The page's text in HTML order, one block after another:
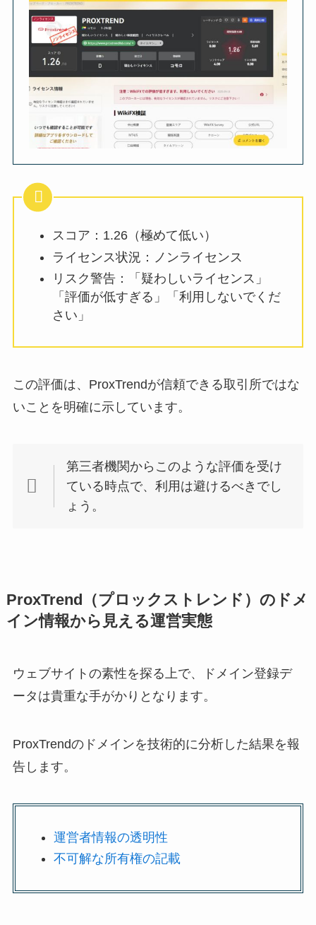
スコア：1.26（極めて低い）
ライセンス状況：ノンライセンス
リスク警告：「疑わしいライセンス」
「評価が低すぎる」「利用しないでくだ
さい」
この評価は、ProxTrendが信頼できる取引所ではな
いことを明確に示しています。
第三者機関からこのような評価を受け
ている時点で、利用は避けるべきでし
ょう。
ProxTrend（プロックストレンド）のドメ
イン情報から見える運営実態
ウェブサイトの素性を探る上で、ドメイン登録デ
ータは貴重な手がかりとなります。
ProxTrendのドメインを技術的に分析した結果を報
告します。
運営者情報の透明性
不可解な所有権の記載